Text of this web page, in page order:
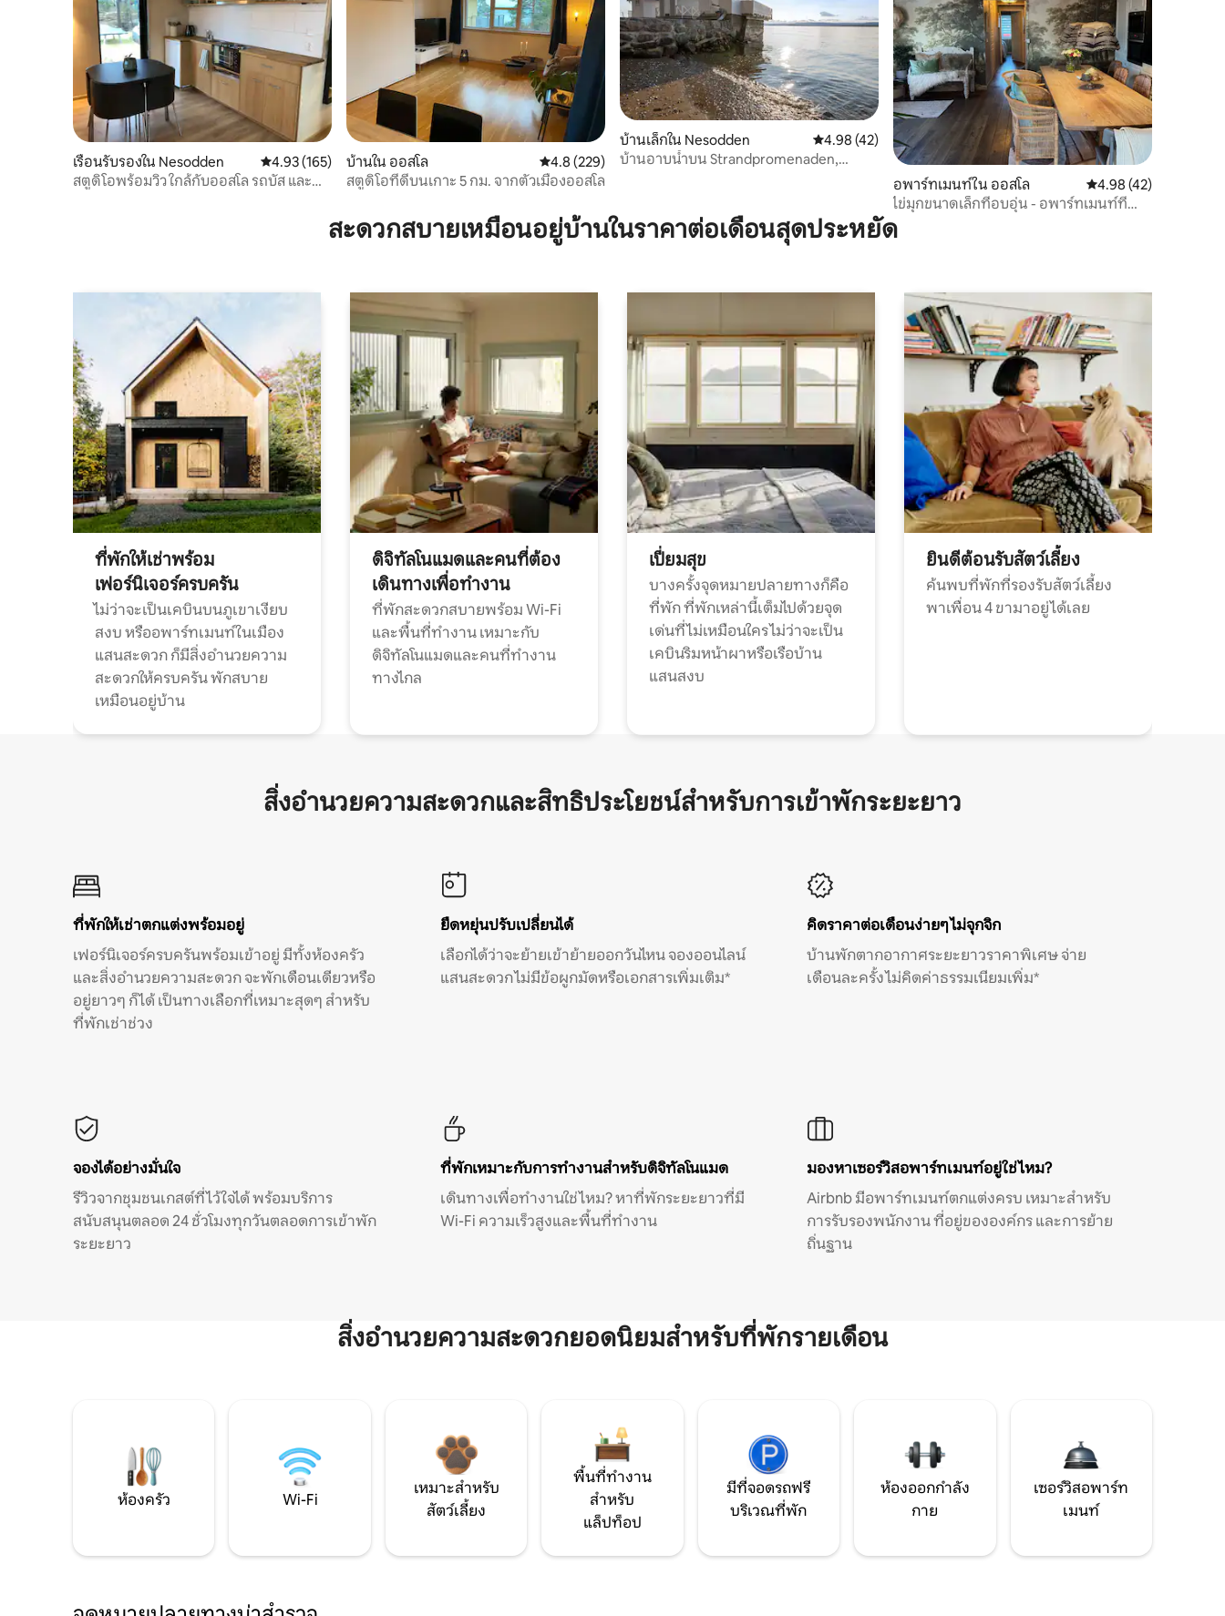
เรือนรับรองใน Nesodden คะแนนเฉลี่ย 4.93 จาก 5, 165 รีวิว
4.93 (165)
สตูดิโอพร้อมวิว ใกล้กับออสโล รถบัส และ
บ้านใน ออสโล คะแนนเฉลี่ย 4.8 จาก 5, 229 รีวิว
4.8 (229)
สตูดิโอที่ดีบนเกาะ 5 กม. จากตัวเมืองออสโล
บ้านเล็กใน Nesodden คะแนนเฉลี่ย 4.98 จาก 5, 42 รีวิว
4.98 (42)
บ้านอาบน้ำบน Strandpromenaden,
อพาร์ทเมนท์ใน ออสโล คะแนนเฉลี่ย 4.98 จาก
4.98 (42)
ไข่มุกขนาดเล็กที่อบอุ่น - อพาร์ทเมนท์ที่
อบอุ่น
สะดวกสบายเหมือนอยู่บ้านในราคาต่อเดือนสุดประหยัด
ที่พักให้เช่าพร้อม
เฟอร์นิเจอร์ครบครัน
ไม่ว่าจะเป็นเคบินบนภูเขาเงียบ
สงบ หรืออพาร์ทเมนท์ในเมือง
แสนสะดวก ก็มีสิ่งอำนวยความ
สะดวกให้ครบครัน พักสบาย
เหมือนอยู่บ้าน
ดิจิทัลโนแมดและคนที่ต้อง
เดินทางเพื่อทำงาน
ที่พักสะดวกสบายพร้อม Wi-Fi
และพื้นที่ทำงาน เหมาะกับ
ดิจิทัลโนแมดและคนที่ทำงาน
ทางไกล
เปี่ยมสุข
บางครั้งจุดหมายปลายทางก็คือ
ที่พัก ที่พักเหล่านี้เต็มไปด้วยจุด
เด่นที่ไม่เหมือนใคร ไม่ว่าจะเป็น
เคบินริมหน้าผาหรือเรือบ้าน
แสนสงบ
ยินดีต้อนรับสัตว์เลี้ยง
ค้นพบที่พักที่รองรับสัตว์เลี้ยง
พาเพื่อน 4 ขามาอยู่ได้เลย
สิ่งอำนวยความสะดวกและสิทธิประโยชน์สำหรับการเข้าพักระยะยาว
ที่พักให้เช่าตกแต่งพร้อมอยู่
เฟอร์นิเจอร์ครบครันพร้อมเข้าอยู่ มีทั้งห้องครัว
และสิ่งอำนวยความสะดวก จะพักเดือนเดียวหรือ
อยู่ยาวๆ ก็ได้ เป็นทางเลือกที่เหมาะสุดๆ สำหรับ
ที่พักเช่าช่วง
ยืดหยุ่นปรับเปลี่ยนได้
เลือกได้ว่าจะย้ายเข้าย้ายออกวันไหน จองออนไลน์
แสนสะดวก ไม่มีข้อผูกมัดหรือเอกสารเพิ่มเติม*
คิดราคาต่อเดือนง่ายๆ ไม่จุกจิก
บ้านพักตากอากาศระยะยาวราคาพิเศษ จ่าย
เดือนละครั้ง ไม่คิดค่าธรรมเนียมเพิ่ม*
จองได้อย่างมั่นใจ
รีวิวจากชุมชนเกสต์ที่ไว้ใจได้ พร้อมบริการ
สนับสนุนตลอด 24 ชั่วโมงทุกวันตลอดการเข้าพัก
ระยะยาว
ที่พักเหมาะกับการทำงานสำหรับดิจิทัลโนแมด
เดินทางเพื่อทำงานใช่ไหม? หาที่พักระยะยาวที่มี
Wi-Fi ความเร็วสูงและพื้นที่ทำงาน
มองหาเซอร์วิสอพาร์ทเมนท์อยู่ใช่ไหม?
Airbnb มีอพาร์ทเมนท์ตกแต่งครบ เหมาะสำหรับ
การรับรองพนักงาน ที่อยู่ขององค์กร และการย้าย
ถิ่นฐาน
สิ่งอำนวยความสะดวกยอดนิยมสำหรับที่พักรายเดือน
ห้องครัว Wi-Fi
เหมาะสำหรับ
สัตว์เลี้ยง
พื้นที่ทำงาน
สำหรับ
แล็ปท็อป
มีที่จอดรถฟรี
บริเวณที่พัก
ห้องออกกำลัง
กาย
เซอร์วิสอพาร์ท
เมนท์